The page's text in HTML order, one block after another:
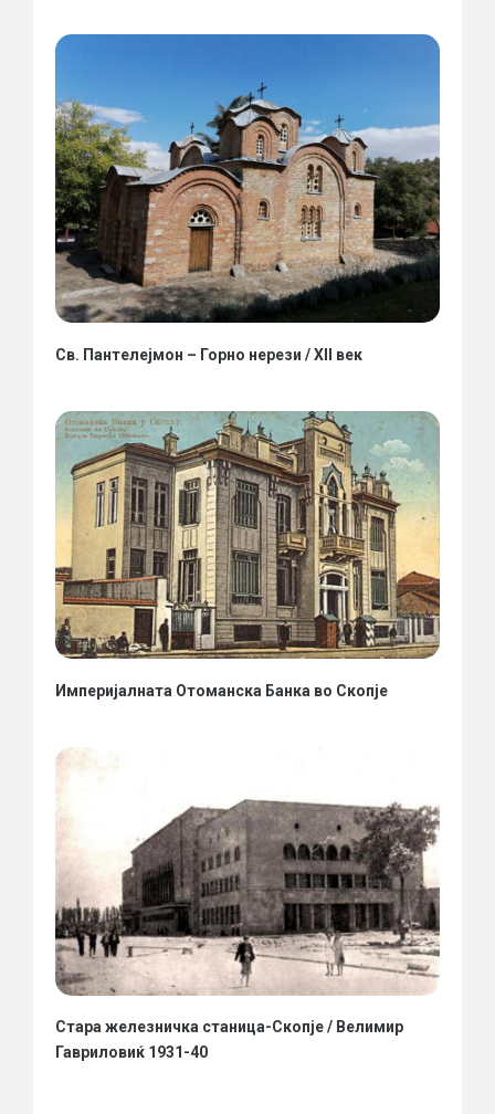
Св. Пантелејмон – Горно нерези / XII век
Империјалната Отоманска Банка во Скопје
Стара железничка станица-Скопје / Велимир
Гавриловиќ 1931-40